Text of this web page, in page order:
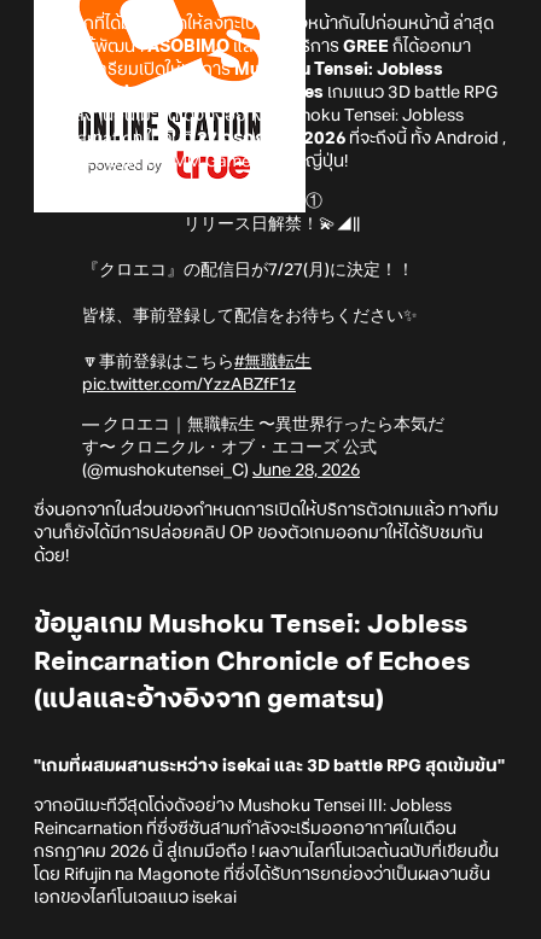
หลังจากที่ได้มีการเปิดให้ลงทะเบียนล่วงหน้ากันไปก่อนหน้านี้ ล่าสุด
นั้นทางผู้พัฒนาASOBIMO และ ผู้ให้บริการ GREE ก็ได้ออกมา
ประกาศเตรียมเปิดให้บริการMushoku Tensei: Jobless
Reincarnation Chronicle of Echoes เกมแนว 3D battle RPG
จากผลงานอนิเมะสุดโด่งดังอย่าง Mushoku Tensei: Jobless
Reincarnation ในวันที่27 กรกฎาคม 2026 ที่จะถึงนี้ ทั้ง Android ,
iOS และ PC (ผ่าน DMM Games) สโตร์ญี่ปุ่น!
』情報解禁①
リリース日解禁！💫◢||
『クロエコ』の配信日が7/27(月)に決定！！
皆様、事前登録して配信をお待ちください✨
🔽事前登録はこちら#無職転生
pic.twitter.com/YzzABZfF1z
— クロエコ｜無職転生 〜異世界行ったら本気だ
す〜 クロニクル・オブ・エコーズ 公式
(@mushokutensei_C) June 28, 2026
ซึ่งนอกจากในส่วนของกำหนดการเปิดให้บริการตัวเกมแล้ว ทางทีม
งานก็ยังได้มีการปล่อยคลิป OP ของตัวเกมออกมาให้ได้รับชมกัน
ด้วย!
ข้อมูลเกม Mushoku Tensei: Jobless
Reincarnation Chronicle of Echoes
(แปลและอ้างอิงจาก gematsu)
"เกมที่ผสมผสานระหว่าง isekai และ 3D battle RPG สุดเข้มข้น"
จากอนิเมะทีวีสุดโด่งดังอย่าง Mushoku Tensei III: Jobless
Reincarnation ที่ซึ่งซีซันสามกำลังจะเริ่มออกอากาศในเดือน
กรกฎาคม 2026 นี้ สู่เกมมือถือ ! ผลงานไลท์โนเวลต้นฉบับที่เขียนขึ้น
โดย Rifujin na Magonote ที่ซึ่งได้รับการยกย่องว่าเป็นผลงานชิ้น
เอกของไลท์โนเวลแนว isekai